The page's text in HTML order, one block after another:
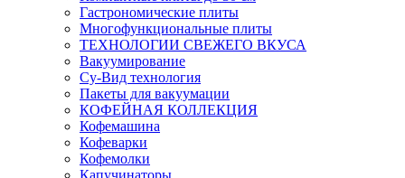
Гастрономические плиты
Многофункциональные плиты
ТЕХНОЛОГИИ СВЕЖЕГО ВКУСА
Вакуумирование
Су-Вид технология
Пакеты для вакуумации
КОФЕЙНАЯ КОЛЛЕКЦИЯ
Кофемашина
Кофеварки
Кофемолки
Капучинаторы